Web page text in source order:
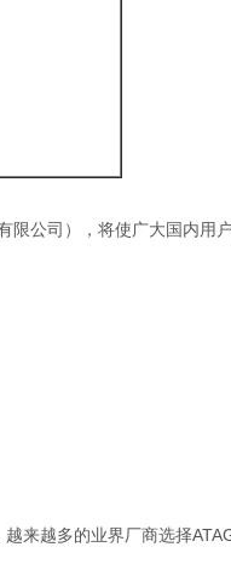
公司），将使广大国内用
来越多的业界厂商选择